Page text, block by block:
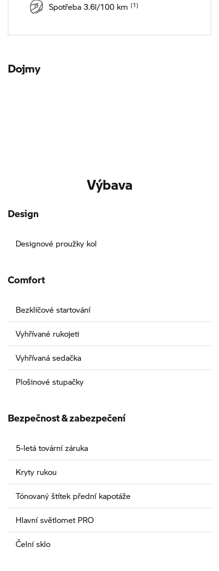
Spotřeba 3.6l/100 km
Dojmy
Výbava
Design
Designové proužky kol
Comfort
Bezklíčové startování
Vyhřívané rukojeti
Vyhřívaná sedačka
Plošinové stupačky
Bezpečnost & zabezpečení
5-letá tovární záruka
Kryty rukou
Tónovaný štítek přední kapotáže
Hlavní světlomet PRO
Čelní sklo